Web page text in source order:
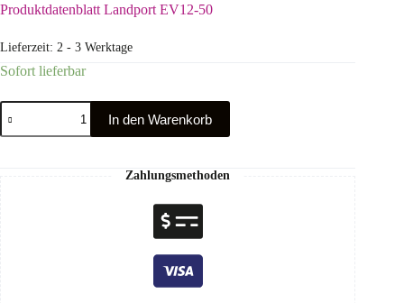
Produktdatenblatt Landport EV12-50
Lieferzeit: 2 - 3 Werktage
Sofort lieferbar
In den Warenkorb
Zahlungsmethoden